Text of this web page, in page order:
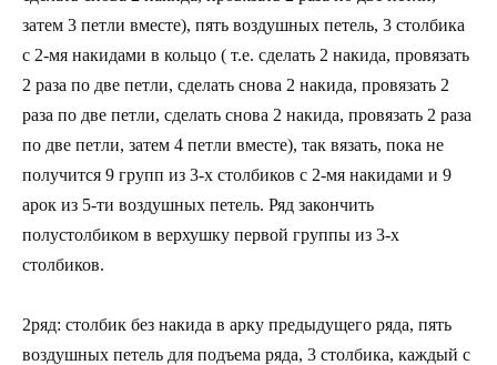
затем 3 петли вместе), пять воздушных петель, 3 столбика
с 2-мя накидами в кольцо ( т.е. сделать 2 накида, провязать
2 раза по две петли, сделать снова 2 накида, провязать 2
раза по две петли, сделать снова 2 накида, провязать 2 раза
по две петли, затем 4 петли вместе), так вязать, пока не
получится 9 групп из 3-х столбиков с 2-мя накидами и 9
арок из 5-ти воздушных петель. Ряд закончить
полустолбиком в верхушку первой группы из 3-х
столбиков.
2ряд: столбик без накида в арку предыдущего ряда, пять
воздушных петель для подъема ряда, 3 столбика, каждый с